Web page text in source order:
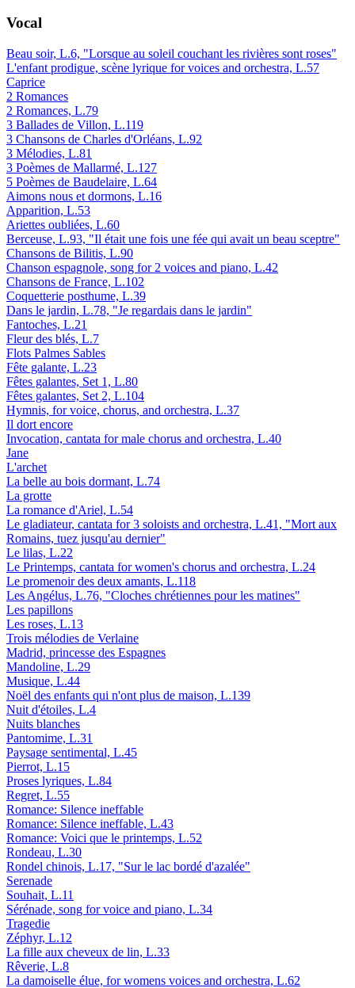
Vocal
Beau soir, L.6, "Lorsque au soleil couchant les rivières sont roses"
L'enfant prodigue, scène lyrique for voices and orchestra, L.57
Caprice
2 Romances
2 Romances, L.79
3 Ballades de Villon, L.119
3 Chansons de Charles d'Orléans, L.92
3 Mélodies, L.81
3 Poèmes de Mallarmé, L.127
5 Poèmes de Baudelaire, L.64
Aimons nous et dormons, L.16
Apparition, L.53
Ariettes oubliées, L.60
Berceuse, L.93, "Il était une fois une fée qui avait un beau sceptre"
Chansons de Bilitis, L.90
Chanson espagnole, song for 2 voices and piano, L.42
Chansons de France, L.102
Coquetterie posthume, L.39
Dans le jardin, L.78, "Je regardais dans le jardin"
Fantoches, L.21
Fleur des blés, L.7
Flots Palmes Sables
Fête galante, L.23
Fêtes galantes, Set 1, L.80
Fêtes galantes, Set 2, L.104
Hymnis, for voice, chorus, and orchestra, L.37
Il dort encore
Invocation, cantata for male chorus and orchestra, L.40
Jane
L'archet
La belle au bois dormant, L.74
La grotte
La romance d'Ariel, L.54
Le gladiateur, cantata for 3 soloists and orchestra, L.41, "Mort aux
Romains, tuez jusqu'au dernier"
Le lilas, L.22
Le Printemps, cantata for women's chorus and orchestra, L.24
Le promenoir des deux amants, L.118
Les Angélus, L.76, "Cloches chrétiennes pour les matines"
Les papillons
Les roses, L.13
Trois mélodies de Verlaine
Madrid, princesse des Espagnes
Mandoline, L.29
Musique, L.44
Noël des enfants qui n'ont plus de maison, L.139
Nuit d'étoiles, L.4
Nuits blanches
Pantomime, L.31
Paysage sentimental, L.45
Pierrot, L.15
Proses lyriques, L.84
Regret, L.55
Romance: Silence ineffable
Romance: Silence ineffable, L.43
Romance: Voici que le printemps, L.52
Rondeau, L.30
Rondel chinois, L.17, "Sur le lac bordé d'azalée"
Serenade
Souhait, L.11
Sérénade, song for voice and piano, L.34
Tragedie
Zéphyr, L.12
La fille aux cheveux de lin, L.33
Rêverie, L.8
La damoiselle élue, for womens voices and orchestra, L.62